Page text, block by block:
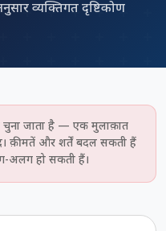
व्यक्तिगत दृष्टिकोण
जाता है — एक मुलाक़ात
क़ीमतें और शर्तें बदल सकती हैं
हो सकती हैं।